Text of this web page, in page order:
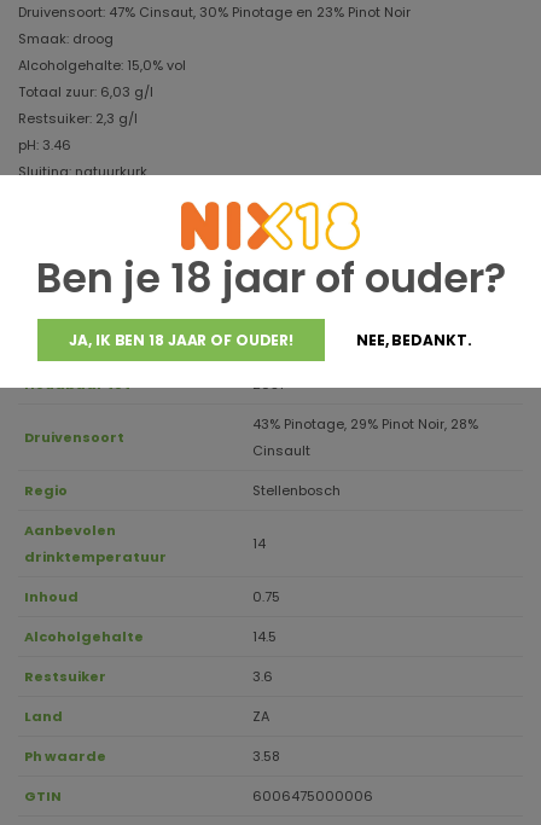
Ben je 18 jaar of ouder?
JA, IK BEN 18 JAAR OF OUDER! NEE, BEDANKT.
Druivensoort: 47% Cinsaut, 30% Pinotage en 23% Pinot Noir
Smaak: droog
Alcoholgehalte: 15,0% vol
Totaal zuur: 6,03 g/l
Restsuiker: 2,3 g/l
pH: 3.46
Sluiting: natuurkurk
Aanbevolen drinktemperatuur: 14 °C
Jaargang 2023
Houdbaar tot 2031
Druivensoort
43% Pinotage, 29% Pinot Noir, 28%
Cinsault
Regio Stellenbosch
Aanbevolen
drinktemperatuur
14
Inhoud 0.75
Alcoholgehalte 14.5
Restsuiker 3.6
Land ZA
Ph waarde 3.58
GTIN 6006475000006